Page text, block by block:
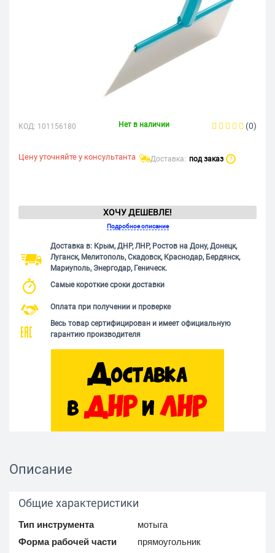
КОД: 101156180 Нет в наличии (0)
Цену уточняйте у консультанта Доставка: под заказ ?
ХОЧУ ДЕШЕВЛЕ!
Подробное описание
Доставка в: Крым, ДНР, ЛНР, Ростов на Дону, Донецк,
Луганск, Мелитополь, Скадовск, Краснодар, Бердянск,
Мариуполь, Энергодар, Геническ.
Самые короткие сроки доставки
Оплата при получении и проверке
Весь товар сертифицирован и имеет официальную
гарантию производителя
Описание
Общие характеристики
Тип инструмента
мотыга
Форма рабочей части
прямоугольник